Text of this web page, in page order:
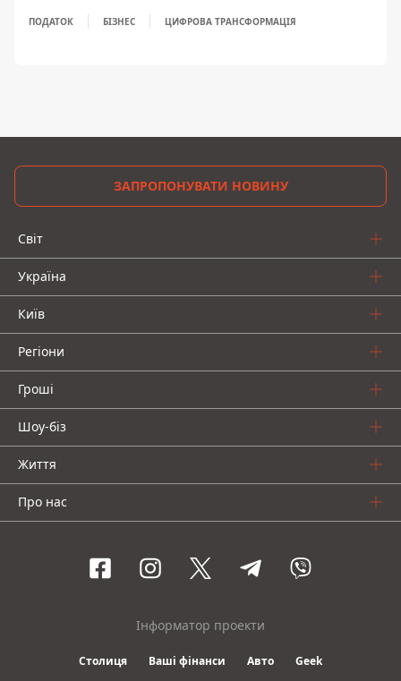
ПОДАТОК БІЗНЕС ЦИФРОВА ТРАНСФОРМАЦІЯ
ЗАПРОПОНУВАТИ НОВИНУ
Світ
Україна
Київ
Регіони
Гроші
Шоу-біз
Життя
Про нас
Інформатор проекти
Столиця Ваші фінанси Авто Geek